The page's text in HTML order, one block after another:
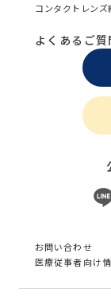
コンタクトレン
よくあるご質
お問い合わせ
医療従事者向け